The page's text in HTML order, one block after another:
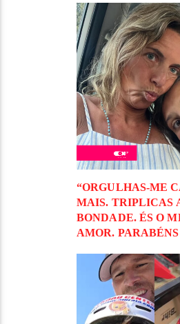
“ORGULHAS-ME
MAIS. TRIPLICAS
BONDADE. ÉS O
AMOR.